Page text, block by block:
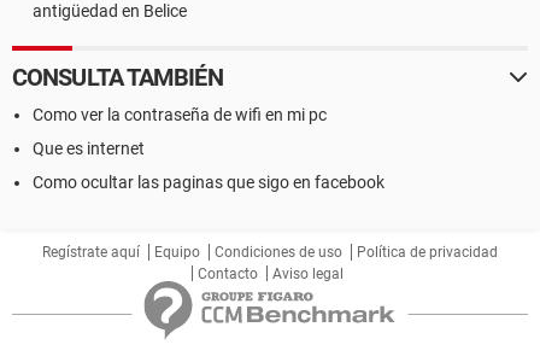
antigüedad en Belice
CONSULTA TAMBIÉN
Como ver la contraseña de wifi en mi pc
Que es internet
Como ocultar las paginas que sigo en facebook
Regístrate aquí Equipo Condiciones de uso
Política de privacidad
Contacto
Aviso legal